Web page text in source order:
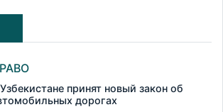
принят новый закон об
дорогах